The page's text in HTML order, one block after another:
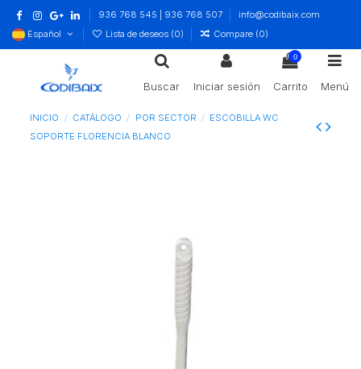
936 768 545 | 936 768 507
info@codibaix.com
Español
Lista de deseos (0) Compare (0)
Buscar Iniciar sesión
0
Carrito Menú
INICIO CATÁLOGO POR SECTOR
ESCOBILLA WC
SOPORTE FLORENCIA BLANCO